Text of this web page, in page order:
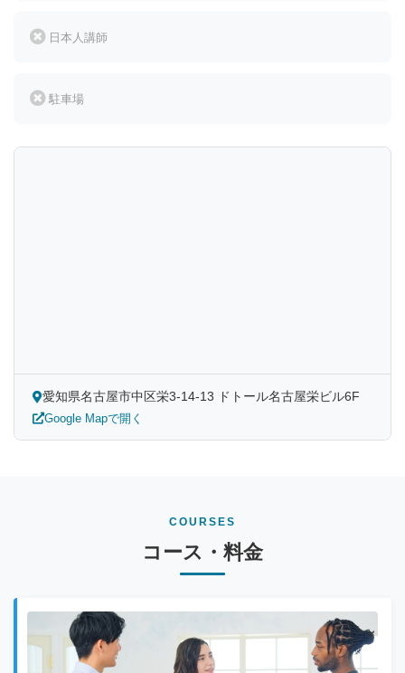
日本人講師
駐車場
愛知県名古屋市中区栄3-14-13 ドトール名古屋栄ビル6F
Google Mapで開く
COURSES
コース・料金